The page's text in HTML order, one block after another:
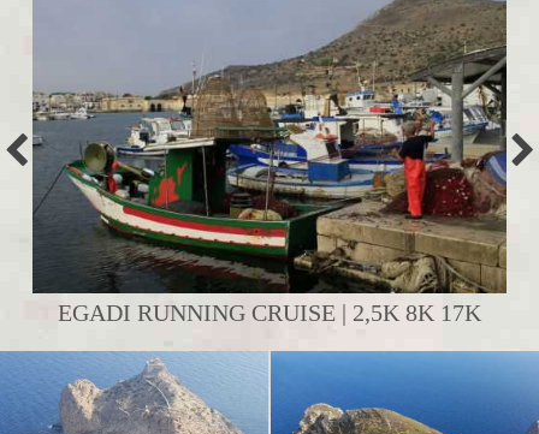
EGADI RUNNING CRUISE | 2,5K 8K 17K